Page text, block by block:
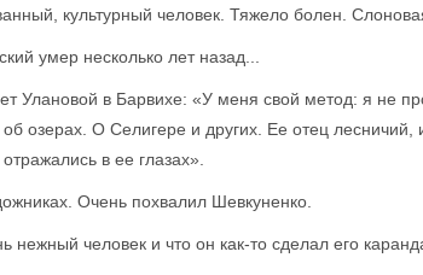
культурный человек. Тяжело болен.
умер несколько лет назад...
Улановой в Барвихе: «У меня свой метод: я не
озерах. О Селигере и других. Ее отец лесничий,
в ее глазах».
Очень похвалил Шевкуненко.
нежный человек и что он как-то сделал его